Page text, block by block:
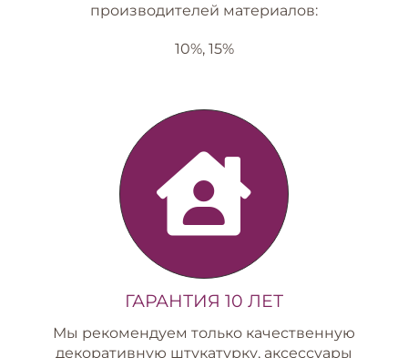
производителей материалов:
10%, 15%
ГАРАНТИЯ 10 ЛЕТ
Мы рекомендуем только качественную
декоративную штукатурку, аксессуары